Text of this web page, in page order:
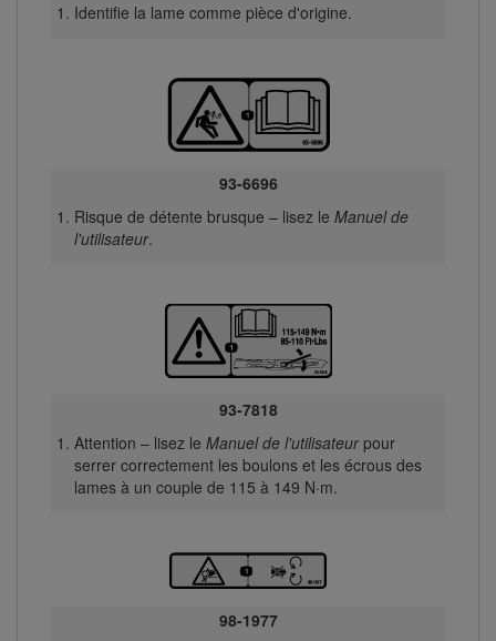
Identifie la lame comme pièce d'origine.
93-6696
Risque de détente brusque – lisez le Manuel de
l'utilisateur.
93-7818
Attention – lisez le Manuel de l'utilisateurpour
serrer correctement les boulons et les écrous des
lames à un couple de 115 à 149 N·m.
98-1977